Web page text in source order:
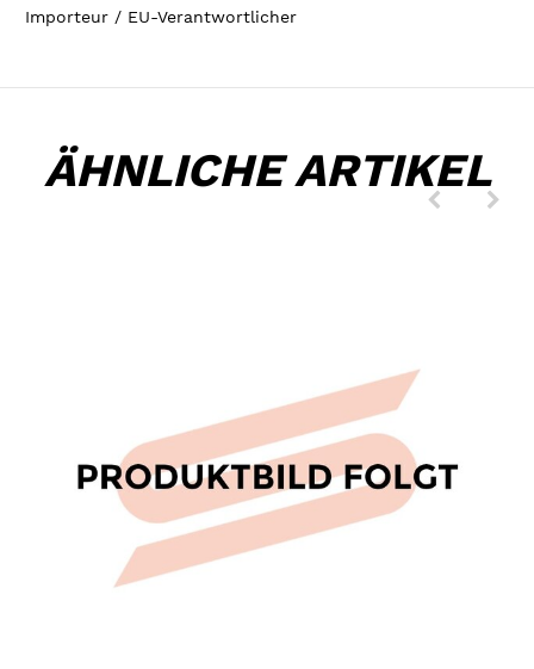
Importeur / EU-Verantwortlicher
ÄHNLICHE ARTIKEL